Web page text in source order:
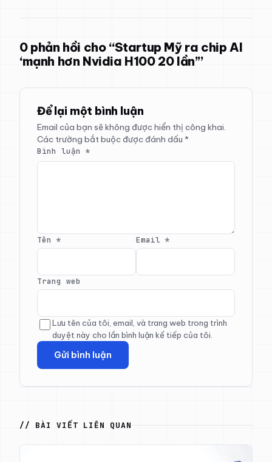
0 phản hồi cho “Startup Mỹ ra chip AI
‘mạnh hơn Nvidia H100 20 lần’”
Để lại một bình luận
Email của bạn sẽ không được hiển thị công khai.
Các trường bắt buộc được đánh dấu *
Bình luận *
Tên * Email *
Trang web
Lưu tên của tôi, email, và trang web trong trình
duyệt này cho lần bình luận kế tiếp của tôi.
// BÀI VIẾT LIÊN QUAN